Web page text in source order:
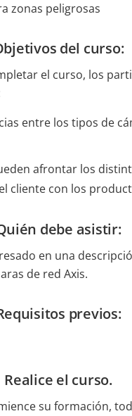
zonas peligrosas
del curso:
el curso, los
entre los tipos de
afrontar los
cliente con los
debe asistir:
en una
de red Axis.
previos:
Realice el curso.
su formación,